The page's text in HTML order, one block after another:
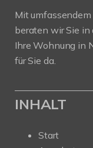
Mit
beraten wir Sie in
Ihre Wohnung in
für Sie da.
INHALT
Start